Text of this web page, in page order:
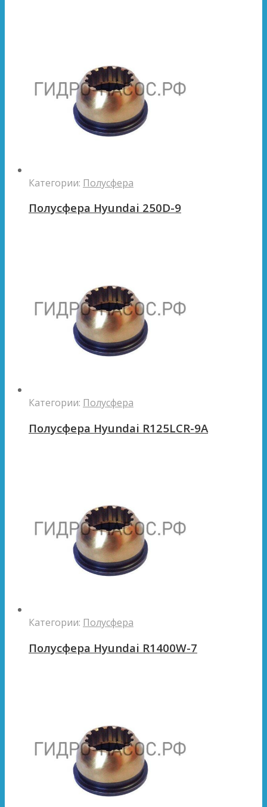
Категории: Полусфера
Полусфера Hyundai 250D-9
Категории: Полусфера
Полусфера Hyundai R125LCR-9A
Категории: Полусфера
Полусфера Hyundai R1400W-7